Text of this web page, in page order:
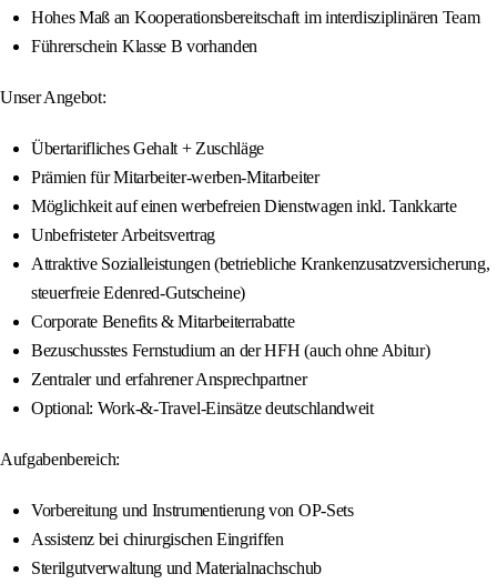
Hohes Maß an Kooperationsbereitschaft im interdisziplinären Team
Führerschein Klasse B vorhanden
Unser Angebot:
Übertarifliches Gehalt + Zuschläge
Prämien für Mitarbeiter-werben-Mitarbeiter
Möglichkeit auf einen werbefreien Dienstwagen inkl. Tankkarte
Unbefristeter Arbeitsvertrag
Attraktive Sozialleistungen (betriebliche Krankenzusatzversicherung,
steuerfreie Edenred-Gutscheine)
Corporate Benefits & Mitarbeiterrabatte
Bezuschusstes Fernstudium an der HFH (auch ohne Abitur)
Zentraler und erfahrener Ansprechpartner
Optional: Work-&-Travel-Einsätze deutschlandweit
Aufgabenbereich:
Vorbereitung und Instrumentierung von OP-Sets
Assistenz bei chirurgischen Eingriffen
Sterilgutverwaltung und Materialnachschub